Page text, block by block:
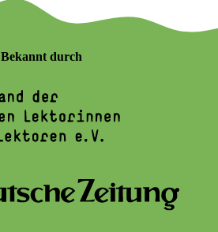
Bekannt durch